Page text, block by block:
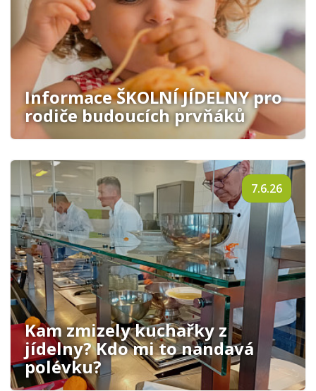
Informace ŠKOLNÍ JÍDELNY pro
rodiče budoucích prvňáků
Kam zmizely kuchařky z
jídelny? Kdo mi to nandavá
polévku?
7.6.26